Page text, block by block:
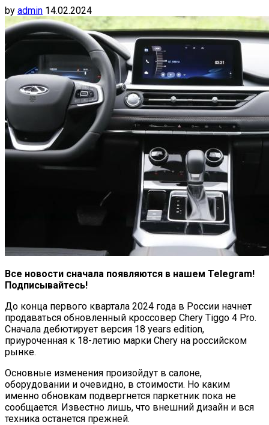
by admin 14.02.2024
Все новости сначала появляются в нашем Telegram!
Подписывайтесь!
До конца первого квартала 2024 года в России начнет
продаваться обновленный кроссовер Chery Tiggo 4 Pro.
Cначала дебютирует версия 18 years edition,
приуроченная к 18-летию марки Chery на российском
рынке.
Основные изменения произойдут в салоне,
оборудовании и очевидно, в стоимости. Но каким
именно обновкам подвергнется паркетник пока не
сообщается. Известно лишь, что внешний дизайн и вся
техника останется прежней.